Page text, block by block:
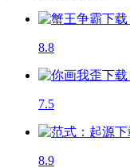
8.8
7.5
8.9